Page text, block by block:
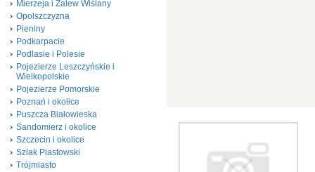
Mierzeja i Zalew Wiślany
Opolszczyzna
Pieniny
Podkarpacie
Podlasie i Polesie
Pojezierze Leszczyńskie i
Wielkopolskie
Pojezierze Pomorskie
Poznań i okolice
Puszcza Białowieska
Sandomierz i okolice
Szczecin i okolice
Szlak Piastowski
Trójmiasto